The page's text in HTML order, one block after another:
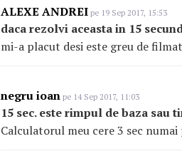
ALEXE ANDREI pe 19 Sep 2017, 15:53
daca rezolvi aceasta in 15
mi-a placut desi este greu de
negru ioan pe 14 Sep 2017, 11:03
15 sec. este rimpul de baza sau
Calculatorul meu cere 3 sec